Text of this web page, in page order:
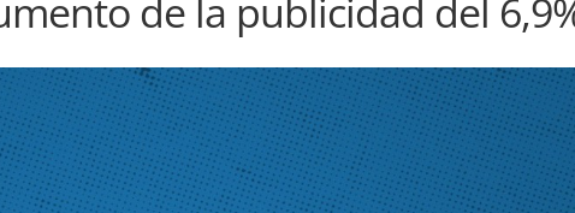
de la publicidad del